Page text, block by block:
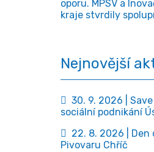
oporu. MPSV a
kraje stvrdily
Nejnovější
30. 9. 2026 |
sociální podnikání
22. 8. 2026 |
Pivovaru Chříč